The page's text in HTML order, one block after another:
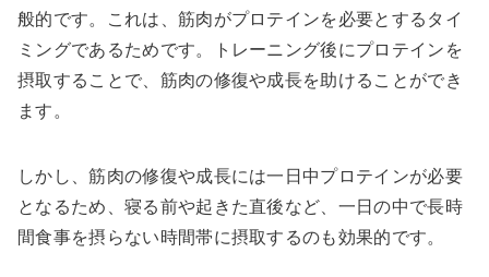
般的です。これは、筋肉がプロテインを必要とするタイ
ミングであるためです。トレーニング後にプロテインを
摂取することで、筋肉の修復や成長を助けることができ
ます。
しかし、筋肉の修復や成長には一日中プロテインが必要
となるため、寝る前や起きた直後など、一日の中で長時
間食事を摂らない時間帯に摂取するのも効果的です。